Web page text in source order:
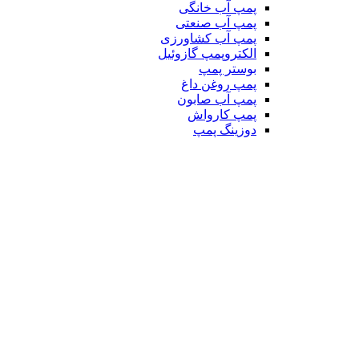
پمپ آب خانگی
پمپ آب صنعتی
پمپ آب کشاورزی
الکتروپمپ گازوئیل
بوستر پمپ
پمپ روغن داغ
پمپ آب صابون
پمپ کارواش
دوزینگ پمپ